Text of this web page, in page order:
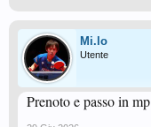
Mi.lo
Utente
Prenoto e passo in mp